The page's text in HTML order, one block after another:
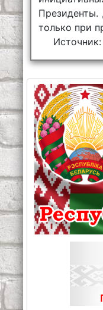
только при
Источник: